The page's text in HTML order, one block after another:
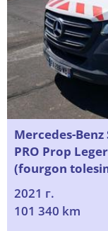
Mercedes-Benz
PRO Prop
(fourgon
2021 г.
101 340 km